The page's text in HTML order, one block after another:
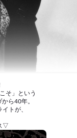
そ」という
ら40年。
トが、
▽